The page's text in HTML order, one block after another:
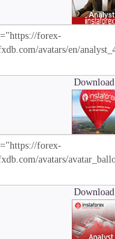
Download
Download